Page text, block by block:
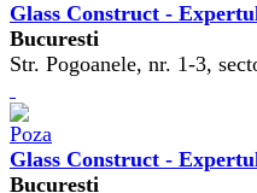
Glass Construct -
Bucuresti
Str. Pogoanele, nr. 1-3,
Glass Construct -
Bucuresti